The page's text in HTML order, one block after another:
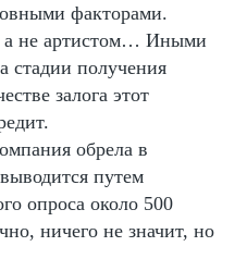
факторами.
не артистом… Иными
стадии получения
залога этот
обрела в
путем
опроса около 500
ничего не значит, но